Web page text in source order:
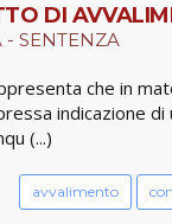
DI
- SENTENZA
che in
indicazione
(...)
avvalimento